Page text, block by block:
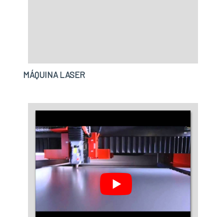
MÁQUINA LASER